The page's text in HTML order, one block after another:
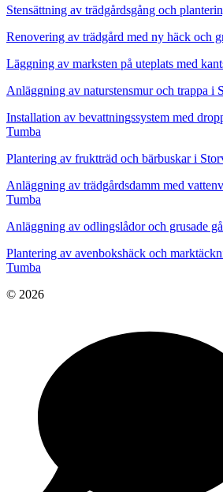
Stensättning av trädgårdsgång och
Renovering av trädgård med ny häck och
Läggning av marksten på uteplats med
Anläggning av naturstensmur och trappa i
Installation av bevattningssystem med
Tumba
Plantering av fruktträd och bärbuskar i
Anläggning av trädgårdsdamm med
Tumba
Anläggning av odlingslådor och grusade
Plantering av avenbokshäck och
Tumba
© 2026